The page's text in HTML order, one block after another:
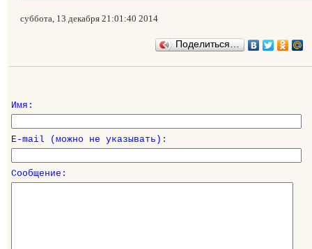
суббота, 13 декабря 21:01:40 2014
Поделиться…
Имя:
E-mail (можно не указывать):
Сообщение: